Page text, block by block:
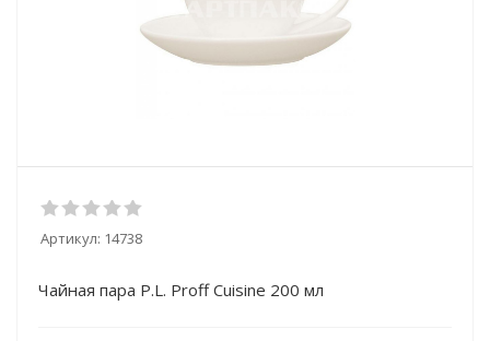
Артикул: 14738
Чайная пара P.L. Proff Cuisine 200 мл